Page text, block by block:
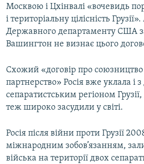
Москвою і Цхінвалі «вочевидь
і територіальну цілісність
Державного департаменту США
Вашингтон не визнає цього
Схожий «договір про союзництво
партнерство» Росія вже уклала і
сепаратистським регіоном
теж широко засудили у світі.
Росія після війни проти Грузії
міжнародним зобов’язанням,
війська на території двох